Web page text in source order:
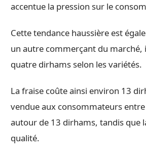
accentue la pression sur le
Cette tendance haussière est
un autre commerçant du marché,
quatre dirhams selon les variétés.
La fraise coûte ainsi environ 13
vendue aux consommateurs
autour de 13 dirhams, tandis que
qualité.